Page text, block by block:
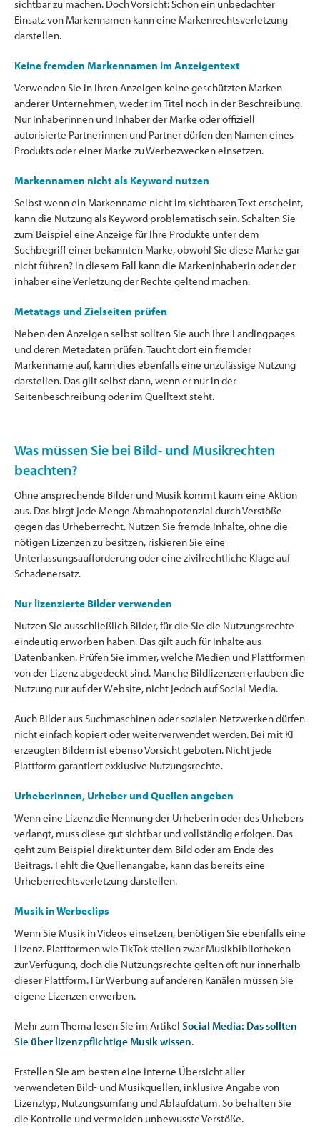
sichtbar zu machen. Doch Vorsicht: Schon ein unbedachter
Einsatz von Markennamen kann eine Markenrechtsverletzung
darstellen.
Keine fremden Markennamen im Anzeigentext
Verwenden Sie in Ihren Anzeigen keine geschützten Marken
anderer Unternehmen, weder im Titel noch in der Beschreibung.
Nur Inhaberinnen und Inhaber der Marke oder offiziell
autorisierte Partnerinnen und Partner dürfen den Namen eines
Produkts oder einer Marke zu Werbezwecken einsetzen.
Markennamen nicht als Keyword nutzen
Selbst wenn ein Markenname nicht im sichtbaren Text erscheint,
kann die Nutzung als Keyword problematisch sein. Schalten Sie
zum Beispiel eine Anzeige für Ihre Produkte unter dem
Suchbegriff einer bekannten Marke, obwohl Sie diese Marke gar
nicht führen? In diesem Fall kann die Markeninhaberin oder der -
inhaber eine Verletzung der Rechte geltend machen.
Metatags und Zielseiten prüfen
Neben den Anzeigen selbst sollten Sie auch Ihre Landingpages
und deren Metadaten prüfen. Taucht dort ein fremder
Markenname auf, kann dies ebenfalls eine unzulässige Nutzung
darstellen. Das gilt selbst dann, wenn er nur in der
Seitenbeschreibung oder im Quelltext steht.
Was müssen Sie bei Bild- und Musikrechten
beachten?
Ohne ansprechende Bilder und Musik kommt kaum eine Aktion
aus. Das birgt jede Menge Abmahnpotenzial durch Verstöße
gegen das Urheberrecht. Nutzen Sie fremde Inhalte, ohne die
nötigen Lizenzen zu besitzen, riskieren Sie eine
Unterlassungsaufforderung oder eine zivilrechtliche Klage auf
Schadenersatz.
Nur lizenzierte Bilder verwenden
Nutzen Sie ausschließlich Bilder, für die Sie die Nutzungsrechte
eindeutig erworben haben. Das gilt auch für Inhalte aus
Datenbanken. Prüfen Sie immer, welche Medien und Plattformen
von der Lizenz abgedeckt sind. Manche Bildlizenzen erlauben die
Nutzung nur auf der Website, nicht jedoch auf Social Media.
Auch Bilder aus Suchmaschinen oder sozialen Netzwerken dürfen
nicht einfach kopiert oder weiterverwendet werden. Bei mit KI
erzeugten Bildern ist ebenso Vorsicht geboten. Nicht jede
Plattform garantiert exklusive Nutzungsrechte.
Urheberinnen, Urheber und Quellen angeben
Wenn eine Lizenz die Nennung der Urheberin oder des Urhebers
verlangt, muss diese gut sichtbar und vollständig erfolgen. Das
geht zum Beispiel direkt unter dem Bild oder am Ende des
Beitrags. Fehlt die Quellenangabe, kann das bereits eine
Urheberrechtsverletzung darstellen.
Musik in Werbeclips
Wenn Sie Musik in Videos einsetzen, benötigen Sie ebenfalls eine
Lizenz. Plattformen wie TikTok stellen zwar Musikbibliotheken
zur Verfügung, doch die Nutzungsrechte gelten oft nur innerhalb
dieser Plattform. Für Werbung auf anderen Kanälen müssen Sie
eigene Lizenzen erwerben.
Mehr zum Thema lesen Sie im Artikel Social Media: Das sollten
Sie über lizenzpflichtige Musik wissen.
Erstellen Sie am besten eine interne Übersicht aller
verwendeten Bild- und Musikquellen, inklusive Angabe von
Lizenztyp, Nutzungsumfang und Ablaufdatum. So behalten Sie
die Kontrolle und vermeiden unbewusste Verstöße.